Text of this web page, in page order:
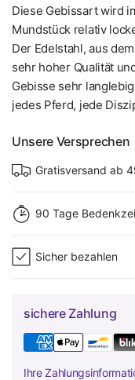
Diese Gebissart wird
Mundstück relativ
Der Edelstahl, aus
sehr hoher Qualität
Gebisse sehr
jedes Pferd, jede
Unsere Versprechen
Gratisversand ab
90 Tage
Sicher bezahlen
sichere Zahlung
Ihre